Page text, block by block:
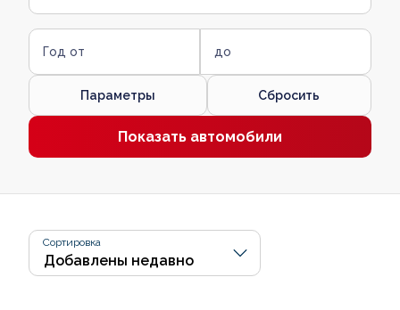
Год от до
Параметры Сбросить
Показать автомобили
Сортировка